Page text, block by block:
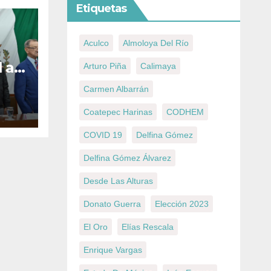
a
Etiquetas
Aculco Almoloya Del Río
Arturo Piña Calimaya
Carmen Albarrán
Coatepec Harinas CODHEM
COVID 19 Delfina Gómez
Delfina Gómez Álvarez
Desde Las Alturas
Donato Guerra Elección 2023
El Oro Elías Rescala
Enrique Vargas